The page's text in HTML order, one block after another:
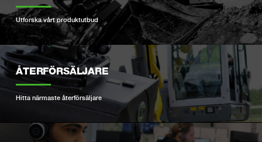
Utforska vårt produktutbud
ÅTERFÖRSÄLJARE
Hitta närmaste återförsäljare